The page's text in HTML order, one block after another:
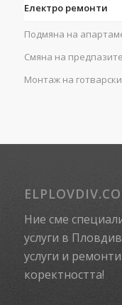
Електро ремонти
Подмяна на
Смяна на
Монтаж на
Ние сме
услуги в
услуги и
коректността!